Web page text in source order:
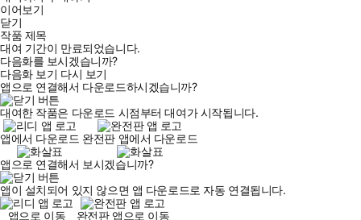
이어보기
닫기
작품 제목
대여 기간이 만료되었습니다.
다음화를 보시겠습니까?
다음화 보기 다시 보기
앱으로 연결해서 다운로드하시겠습니까?
대여한 작품은 다운로드 시점부터 대여가 시작됩니다.
앱에서 다운로드 완전판 앱에서 다운로드
앱으로 연결해서 보시겠습니까?
앱이 설치되어 있지 않으면 앱 다운로드로 자동 연결됩니다.
앱으로 이동
완전판 앱으로 이동